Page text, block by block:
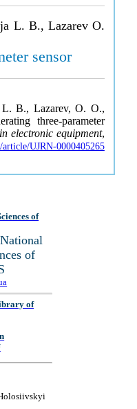
L. B., Lazarev O.
sensor
B., Lazarev, O. O.,
three-parameter
electronic equipment,
UJRN-0000405265
of
of
of